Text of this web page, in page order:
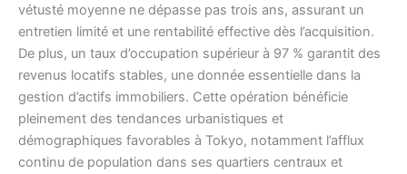
vétusté moyenne ne dépasse pas trois ans, assurant un
entretien limité et une rentabilité effective dès l’acquisition.
De plus, un taux d’occupation supérieur à 97 % garantit des
revenus locatifs stables, une donnée essentielle dans la
gestion d’actifs immobiliers. Cette opération bénéficie
pleinement des tendances urbanistiques et
démographiques favorables à Tokyo, notamment l’afflux
continu de population dans ses quartiers centraux et